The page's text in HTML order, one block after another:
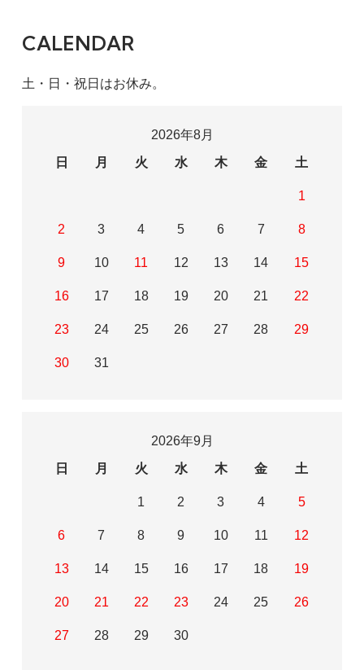
CALENDAR
土・日・祝日はお休み。
2026年8月
日
月 火 水 木 金 土
1
2 3 4 5 6 7 8
9 10 11 12 13 14 15
16 17 18 19 20 21 22
23 24 25 26 27 28 29
30 31
2026年9月
日
月 火 水 木 金 土
1 2 3 4 5
6 7 8 9 10 11 12
13 14 15 16 17 18 19
20 21 22 23 24 25 26
27 28 29 30